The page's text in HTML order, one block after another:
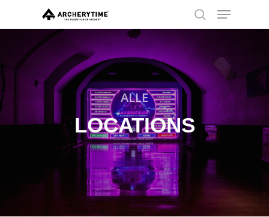
main
search
Menu
ALLE
LOCATIONS